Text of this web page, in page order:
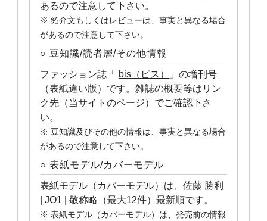
あるので注意して下さい。
※ 紹介文もしくはレビューは、事実と異なる場合
があるので注意して下さい。
○ 豆知識/読者層/その他情報
ファッション誌「 bis（ビス）
」の増刊号
（表紙違い版）です。雑誌の概要等はリン
ク先（当サイトのページ）でご確認下さ
い。
※ 豆知識及びその他の情報は、事実と異なる場合
があるので注意して下さい。
○ 表紙モデル/カバーモデル
表紙モデル（カバーモデル）は、佐藤 勝利
| JO1 | 敬称略（最大12件）最新順です。
※ 表紙モデル（カバーモデル）は、発売前の情報